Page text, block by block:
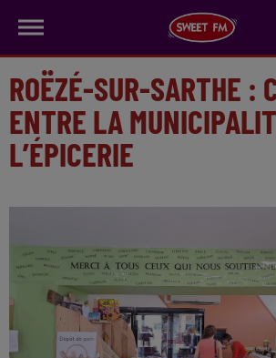
ROËZÉ-SUR-SARTHE :
ENTRE LA
L’ÉPICERIE